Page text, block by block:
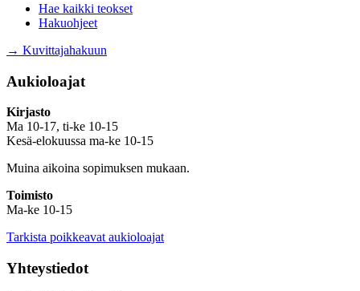
Hae kaikki teokset
Hakuohjeet
→ Kuvittajahakuun
Aukioloajat
Kirjasto
Ma 10-17, ti-ke 10-15
Kesä-elokuussa ma-ke 10-15
Muina aikoina sopimuksen mukaan.
Toimisto
Ma-ke 10-15
Tarkista poikkeavat aukioloajat
Yhteystiedot